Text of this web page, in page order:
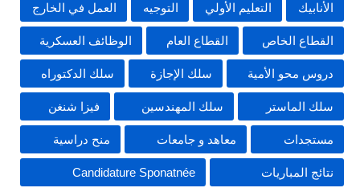
الأنابيك التعليم الأولي التوجيه العمل في الخارج
القطاع الخاص القطاع العام الوظائف العسكرية
دروس محو الأمية سلك الإجازة سلك الدكتوراه
سلك الماستر سلك المهندسين فيزا شنغن
مستجدات معاهد و جامعات منح دراسية
نتائج المباريات Candidature Sponatnée